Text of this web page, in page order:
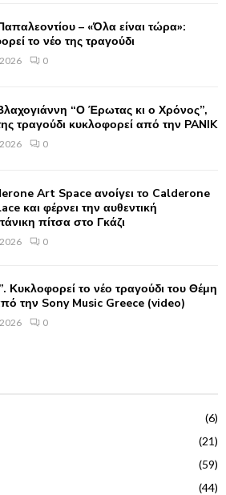
– «Όλα είναι τώρα»:
το νέο της τραγούδι
0
“Ο Έρωτας κι ο Χρόνος”,
τραγούδι κυκλοφορεί από την PANIK
0
Art Space ανοίγει το Calderone
και φέρνει την αυθεντική
πίτσα στο Γκάζι
0
Κυκλοφορεί το νέο τραγούδι του Θέμη
την Sony Music Greece (video)
0
(6)
(21)
(59)
(44)